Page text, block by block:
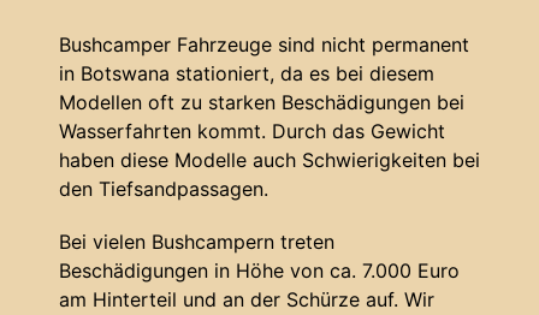
Bushcamper Fahrzeuge sind nicht permanent
in Botswana stationiert, da es bei diesem
Modellen oft zu starken Beschädigungen bei
Wasserfahrten kommt. Durch das Gewicht
haben diese Modelle auch Schwierigkeiten bei
den Tiefsandpassagen.
Bei vielen Bushcampern treten
Beschädigungen in Höhe von ca. 7.000 Euro
am Hinterteil und an der Schürze auf. Wir